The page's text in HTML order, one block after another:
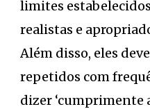
limites
realistas e
Além disso, eles
repetidos com
dizer ‘cumprimente